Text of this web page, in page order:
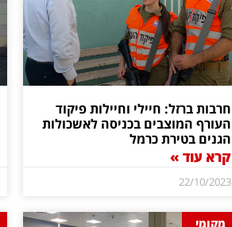
חרבות ברזל: חיילי וחיילות פיקוד
העורף המוצבים בכניסה לאשכולות
הגנים בטירת כרמל
קרא עוד »
22/10/2023
מקומי